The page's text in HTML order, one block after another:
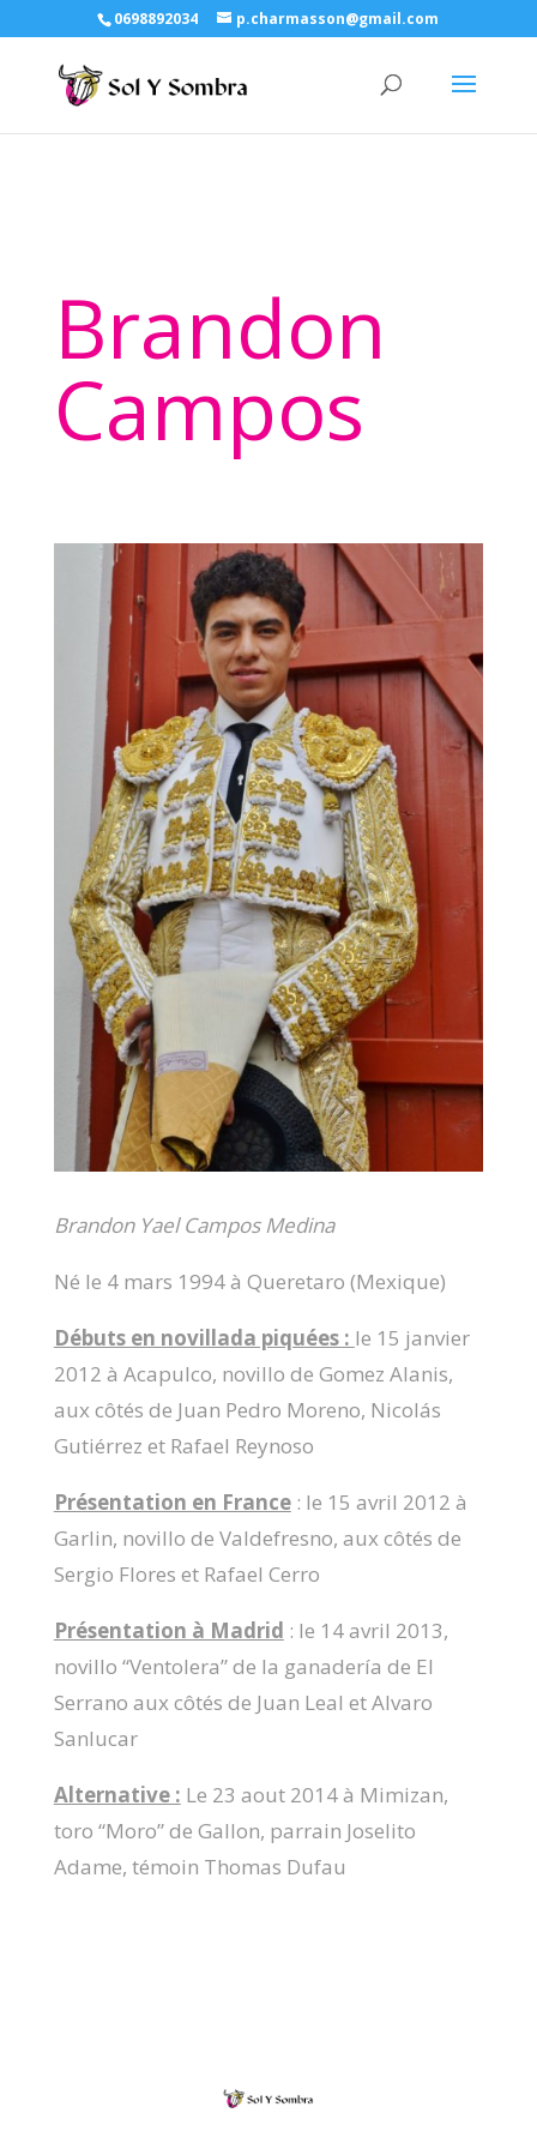
0698892034 p.charmasson@gmail.com
Brandon
Campos
Brandon Yael Campos Medina
Né le 4 mars 1994 à Queretaro (Mexique)
Débuts en novillada piquées : le 15 janvier
2012 à Acapulco, novillo de Gomez Alanis,
aux côtés de Juan Pedro Moreno, Nicolás
Gutiérrez et Rafael Reynoso
Présentation en France: le 15 avril 2012 à
Garlin, novillo de Valdefresno, aux côtés de
Sergio Flores et Rafael Cerro
Présentation à Madrid : le 14 avril 2013,
novillo “Ventolera” de la ganadería de El
Serrano aux côtés de Juan Leal et Alvaro
Sanlucar
Alternative : Le 23 aout 2014 à Mimizan,
toro “Moro” de Gallon, parrain Joselito
Adame, témoin Thomas Dufau